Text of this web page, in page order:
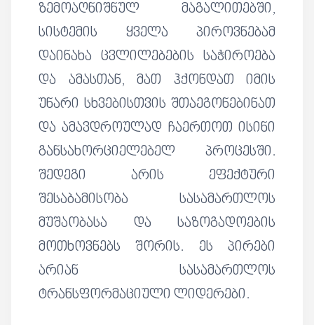
ზემოაღნიშნულ მაგალითებში,
სისტემის ყველა პიროვნებამ
დაინახა ცვლილებების საჭიროება
და ამასთან, მათ ჰქონდათ იმის
უნარი სხვებისთვის შთაეგონებინათ
და ამავდროულად ჩაერთოთ ისინი
განსახორციელებელ პროცესში.
შედეგი არის ეფექტური
შესაბამისობა სასამართლოს
მუშაობასა და საზოგადოების
მოთხოვნებს შორის. ეს პირები
არიან სასამართლოს
ტრანსფორმაციული ლიდერები.